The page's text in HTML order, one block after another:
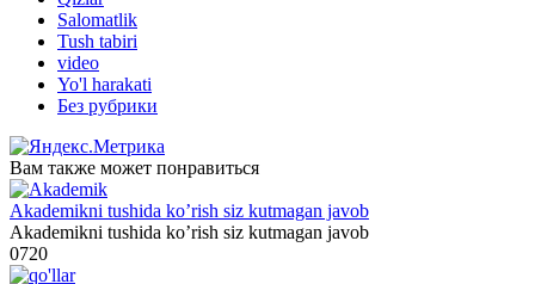
Salomatlik
Tush tabiri
video
Yo'l harakati
Без рубрики
Вам также может понравиться
Akademikni tushida ko’rish siz kutmagan javob
Akademikni tushida ko’rish siz kutmagan javob
0720